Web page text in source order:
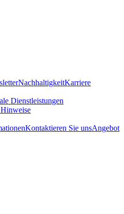
NachhaltigkeitKarriere
Dienstleistungen
Kontaktieren Sie unsAngebot